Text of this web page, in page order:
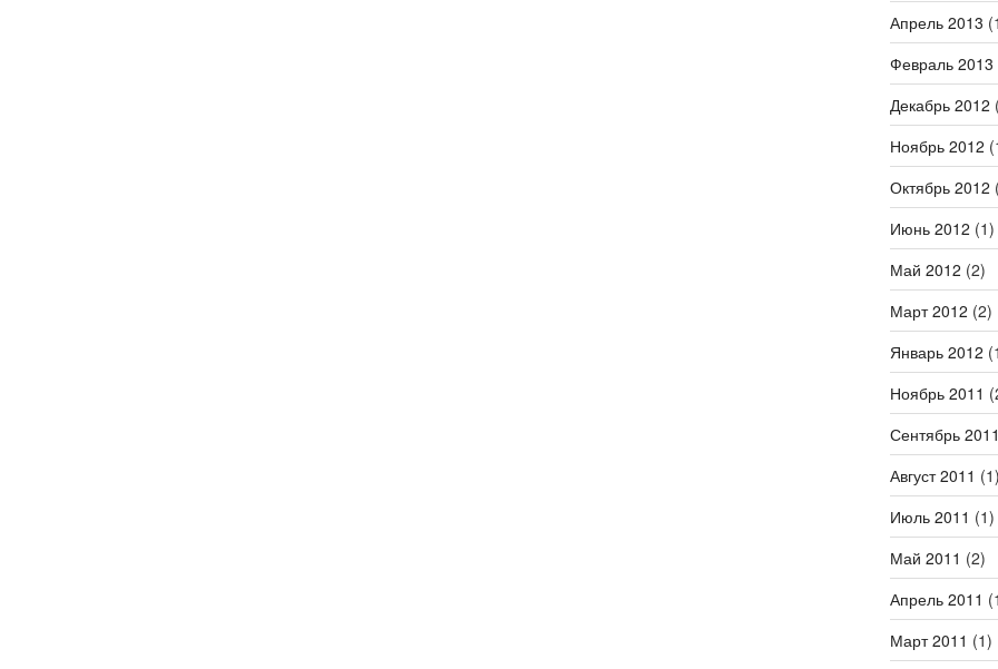
Апрель 2013
Февраль 2013
Декабрь 2012
Ноябрь 2012
Октябрь 2012
Июнь 2012 (1)
Май 2012 (2)
Март 2012 (2)
Январь 2012
Ноябрь 2011
Сентябрь 2011
Август 2011 (1)
Июль 2011 (1)
Май 2011 (2)
Апрель 2011
Март 2011 (1)